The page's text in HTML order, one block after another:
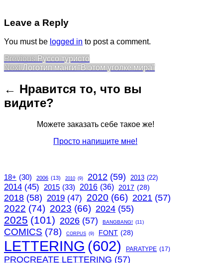
Leave a Reply
You must be logged in to post a comment.
Post
navigation
Previous Previous
post:
Руссо туристо
Next Next
Логотип манги “В этом уголке мира”
← Нравится то, что вы
видите?
Можете заказать себе такое же!
Просто напишите мне!
18+ (30) 2006 (13) 2010 (9) 2012 (59) 2013 (22)
2014 (45) 2015 (33) 2016 (36) 2017 (28)
2018 (58) 2019 (47) 2020 (66) 2021 (57)
2022 (74) 2023 (66) 2024 (55)
2025 (101) 2026 (57) BANGBANG! (11)
COMICS (78) CORPUS (9) FONT (28)
LETTERING (602) PARATYPE (17)
PROCREATE LETTERING (57)